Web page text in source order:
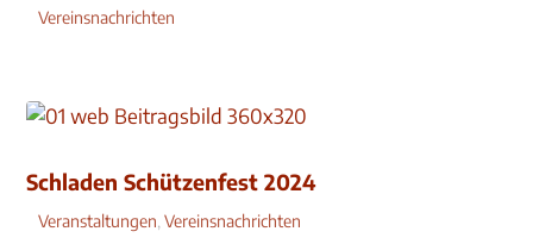
Vereinsnachrichten
Schladen Schützenfest 2024
Veranstaltungen,Vereinsnachrichten